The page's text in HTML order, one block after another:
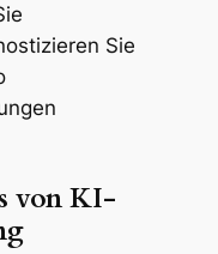
Sie
von KI-